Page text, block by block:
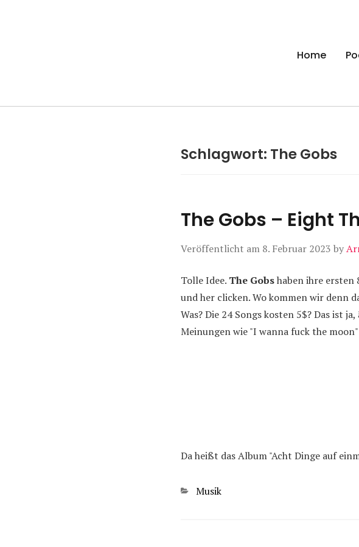
Manierenversagen
Home
Schlagwort: The Gobs
The Gobs – Eight
Veröffentlicht am 8. Februar 2023 by
Tolle Idee. The Gobshaben ihre ersten
und her clicken. Wo kommen wir denn
Was? Die 24 Songs kosten 5$? Das ist
Meinungen wie "I wanna fuck the
Da heißt das Album "Acht Dinge auf
Kategorien
Musik